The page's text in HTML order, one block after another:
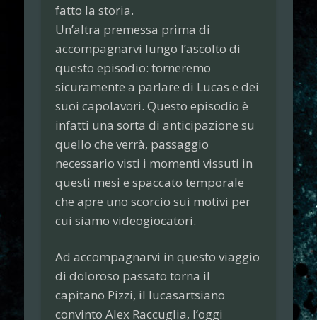
fatto la storia.
Un’altra premessa prima di
accompagnarvi lungo l’ascolto di
questo episodio: torneremo
sicuramente a parlare di Lucas e dei
suoi capolavori. Questo episodio è
infatti una sorta di anticipazione su
quello che verrà, passaggio
necessario visti i momenti vissuti in
questi mesi e spaccato temporale
che apre uno scorcio sui motivi per
cui siamo videogiocatori.
Ad accompagnarvi in questo viaggio
di doloroso passato torna il
capitano Pizzi, il lucasartsiano
convintoAlex Raccuglia, l’oggi